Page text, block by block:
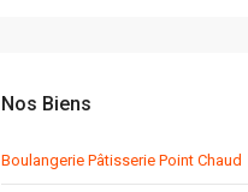
Nos Biens
Boulangerie Pâtisserie Point Chaud